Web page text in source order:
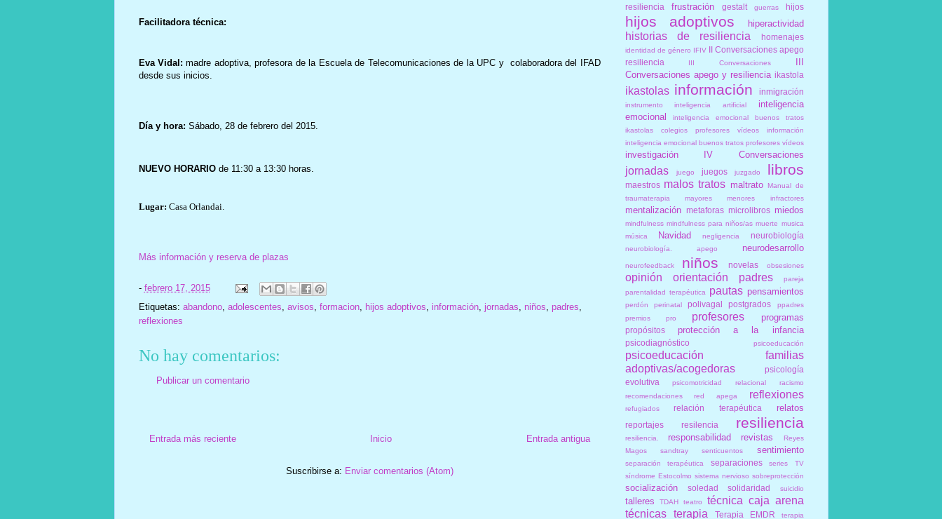
Facilitadora técnica:
Eva Vidal:madre adoptiva, profesora de la Escuela de Telecomunicaciones de la UPC y colaboradora del IFAD
desde sus inicios.
Día y hora: Sábado, 28 de febrero del 2015.
NUEVO HORARIO de 11:30 a 13:30 horas.
Lugar: Casa Orlandai.
Más información y reserva de plazas
- febrero 17, 2015
Etiquetas: abandono, adolescentes, avisos, formacion, hijos adoptivos, información, jornadas, niños, padres,
reflexiones
No hay comentarios:
Publicar un comentario
Entrada más reciente Entrada antigua
Inicio
Suscribirse a: Enviar comentarios (Atom)
resiliencia
frustración gestalt guerras hijos
hijos adoptivos hiperactividad
historias de resiliencia homenajes
identidad de género IFIV II Conversaciones apego
resiliencia
III Conversaciones
III
Conversaciones apego y resiliencia ikastola
ikastolas información inmigración
instrumento inteligencia artificial
inteligencia
emocional
inteligencia emocional buenos tratos
ikastolas colegios profesores vídeos información
inteligencia emocional buenos tratos profesores vídeos
investigación IV Conversaciones
jornadas juego juegos juzgado libros
maestros malos tratos maltrato Manual de
traumaterapia
mayores menores infractores
mentalización metaforas microlibros miedos
mindfulness mindfulness para niños/as muerte musica
música
Navidad negligencia neurobiología
neurobiología. apego neurodesarrollo
neurofeedback niños novelas obsesiones
opinión orientación padres
pareja
parentalidad terapéutica
pautas pensamientos
perdón perinatal polivagal postgrados
ppadres
premios
pro profesores programas
propósitos protección a la infancia
psicodiagnóstico psicoeducación
psicoeducación familias
adoptivas/acogedoras
psicología
evolutiva
psicomotricidad relacional
racismo
recomendaciones
red apega reflexiones
refugiados relación terapéutica relatos
reportajes resilencia resiliencia
resiliencia. responsabilidad revistas
Reyes
Magos
sandtray senticuentos sentimiento
separación terapéutica separaciones
series TV
síndrome Estocolmo sistema nervioso sobreprotección
socialización soledad solidaridad suicidio
talleres TDAH teatro
técnica caja arena
técnicas
terapia Terapia EMDR terapia